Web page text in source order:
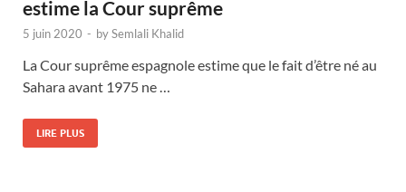
estime la Cour suprême
5 juin 2020 - bySemlali Khalid
La Cour suprême espagnole estime que le fait d’être né au
Sahara avant 1975 ne …
LIRE PLUS